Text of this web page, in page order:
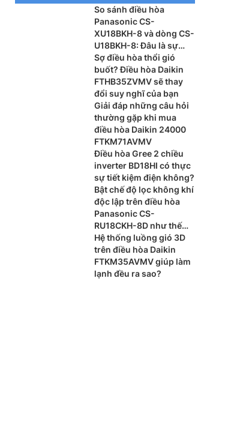
So sánh điều hòa
Panasonic CS-
XU18BKH-8 và dòng CS-
U18BKH-8: Đâu là sự
khác biệt?
Sợ điều hòa thổi gió
buốt? Điều hòa Daikin
FTHB35ZVMV sẽ thay
đổi suy nghĩ của bạn
Giải đáp những câu hỏi
thường gặp khi mua
điều hòa Daikin 24000
FTKM71AVMV
Điều hòa Gree 2 chiều
inverter BD18HI có thực
sự tiết kiệm điện không?
Bật chế độ lọc không khí
độc lập trên điều hòa
Panasonic CS-
RU18CKH-8D như thế
nào?
Hệ thống luồng gió 3D
trên điều hòa Daikin
FTKM35AVMV giúp làm
lạnh đều ra sao?